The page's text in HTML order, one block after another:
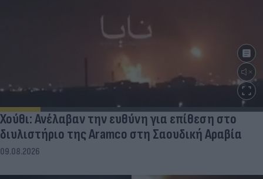
Χούθι: Ανέλαβαν την ευθύνη για επίθεση στο
διυλιστήριο της Aramco στη Σαουδική Αραβία
09.08.2026